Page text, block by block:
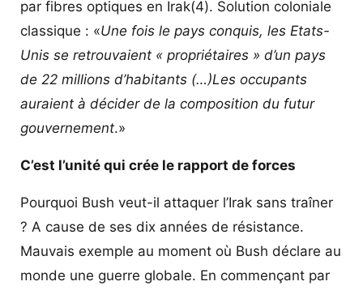
par fibres optiques en Irak(4). Solution coloniale
classique : «Une fois le pays conquis, les Etats-
Unis se retrouvaient « propriétaires » d’un pays
de 22 millions d’habitants (…)Les occupants
auraient à décider de la composition du futur
gouvernement.»
C’est l’unité qui crée le rapport de forces
Pourquoi Bush veut-il attaquer l’Irak sans traîner
? A cause de ses dix années de résistance.
Mauvais exemple au moment où Bush déclare au
monde une guerre globale. En commençant par